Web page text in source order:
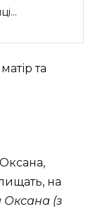
та
на
Оксана (з